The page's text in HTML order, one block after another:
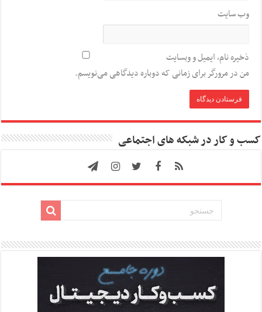
وب‌ سایت
ذخیره نام، ایمیل و وبسایت
من در مرورگر برای زمانی که دوباره دیدگاهی می‌نویسم.
کسب و کار در شبکه های اجتماعی